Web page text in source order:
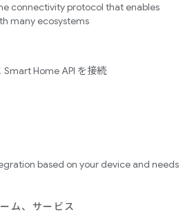
connectivity protocol that enables
many ecosystems
Home API を接続
based on your device and needs
ム、サービス